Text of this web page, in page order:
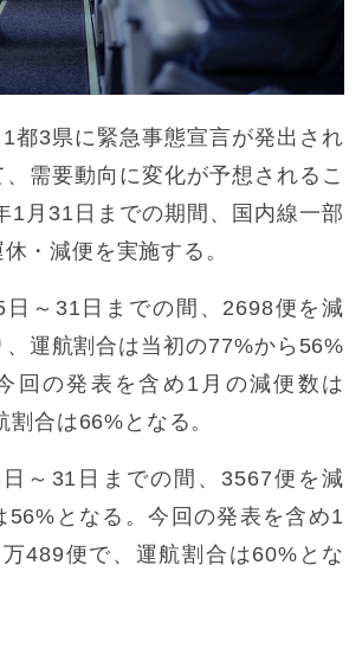
都3県に緊急事態宣言が発出され
需要動向に変化が予想されるこ
1月31日までの期間、国内線一部
・減便を実施する。
～31日までの間、2698便を減
運航割合は当初の77%から56%
回の発表を含め1月の減便数は
合は66%となる。
～31日までの間、3567便を減
56%となる。今回の発表を含め1
489便で、運航割合は60%とな